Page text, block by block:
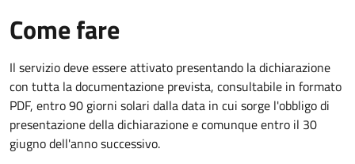
Come fare
Il servizio deve essere attivato presentando la dichiarazione
con tutta la documentazione prevista, consultabile in formato
PDF, entro 90 giorni solari dalla data in cui sorge l'obbligo di
presentazione della dichiarazione e comunque entro il 30
giugno dell'anno successivo.